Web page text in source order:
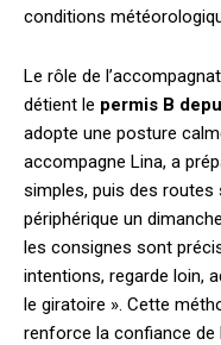
conditions
Le rôle de
détient le permis B
adopte une posture
accompagne Lina, a
simples, puis des routes
périphérique un
les consignes sont
intentions, regarde loin,
le giratoire ». Cette
renforce la confiance de